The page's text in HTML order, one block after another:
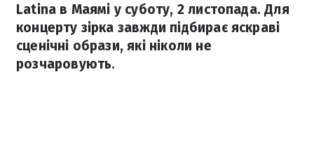
Latina в Маямі у суботу, 2 листопада. Для
концерту зірка завжди підбирає яскраві
сценічні образи, які ніколи не
розчаровують.